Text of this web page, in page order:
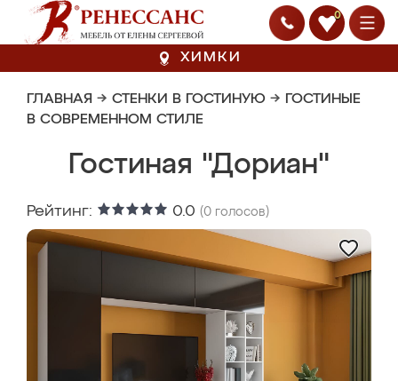
0
ХИМКИ
ГЛАВНАЯ → СТЕНКИ В ГОСТИНУЮ → ГОСТИНЫЕ
В СОВРЕМЕННОМ СТИЛЕ
Гостиная "Дориан"
Рейтинг: 0.0 (0 голосов)